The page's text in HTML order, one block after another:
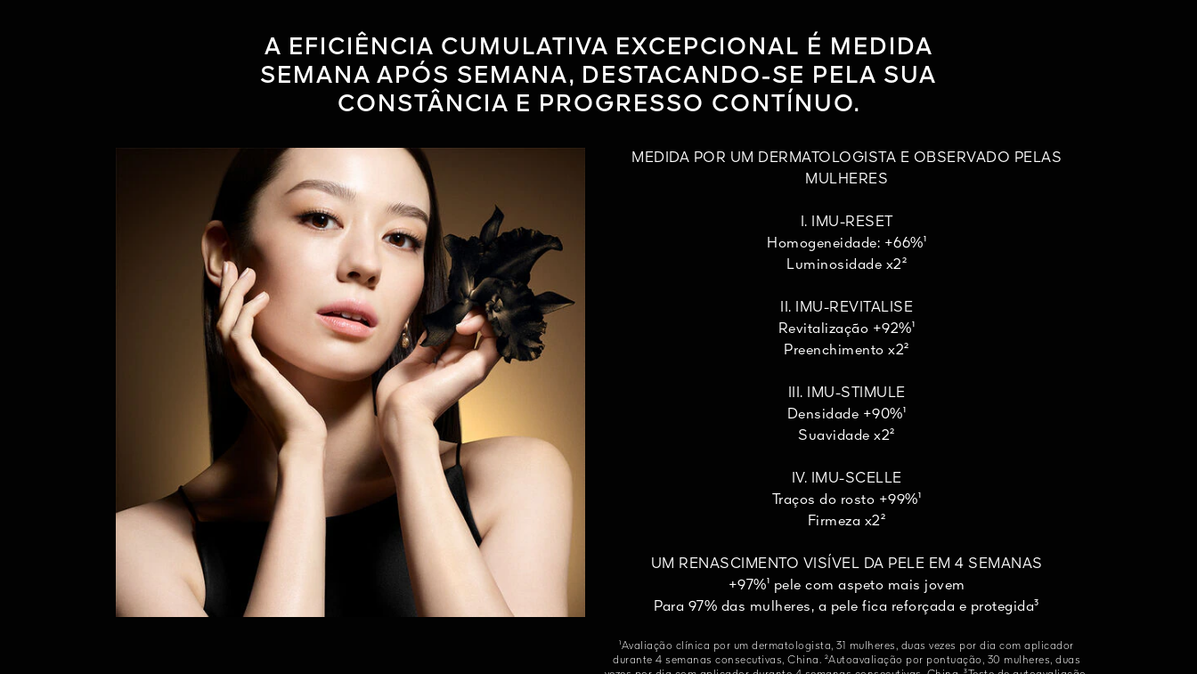
A EFICIÊNCIA CUMULATIVA EXCEPCIONAL É MEDIDA
SEMANA APÓS SEMANA, DESTACANDO-SE PELA SUA
CONSTÂNCIA E PROGRESSO CONTÍNUO.
MEDIDA POR UM DERMATOLOGISTA E OBSERVADO PELAS
MULHERES
I. IMU-RESET
Homogeneidade: +66%¹
Luminosidade x2²
II. IMU-REVITALISE
Revitalização +92%¹
Preenchimento x2²
III. IMU-STIMULE
Densidade +90%¹
Suavidade x2²
IV. IMU-SCELLE
Traços do rosto +99%¹
Firmeza x2²
UM RENASCIMENTO VISÍVEL DA PELE EM 4 SEMANAS
+97%¹ pele com aspeto mais jovem
Para 97% das mulheres, a pele fica reforçada e protegida³
¹Avaliação clínica por um dermatologista, 31 mulheres, duas vezes por dia com aplicador
durante 4 semanas consecutivas, China. ²Autoavaliação por pontuação, 30 mulheres, duas